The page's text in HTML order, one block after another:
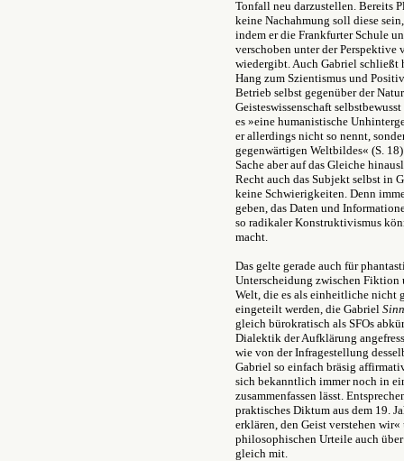
Tonfall neu darzustellen. Bereits
keine Nachahmung soll diese
indem er die Frankfurter Schule
verschoben unter der
wiedergibt. Auch Gabriel schließt
Hang zum Szientismus und
Betrieb selbst gegenüber der
Geisteswissenschaft
es »eine humanistische
er allerdings nicht so nennt,
gegenwärtigen Weltbildes« (S.
Sache aber auf das Gleiche
Recht auch das Subjekt selbst in
keine Schwierigkeiten. Denn
geben, das Daten und
so radikaler Konstruktivismus
macht.
Das gelte gerade auch für
Unterscheidung zwischen Fiktion
Welt, die es als einheitliche nicht
eingeteilt werden, die Gabriel
gleich bürokratisch als SFOs
Dialektik der Aufklärung
wie von der Infragestellung
Gabriel so einfach bräsig
sich bekanntlich immer noch in
zusammenfassen lässt.
praktisches Diktum aus dem 19.
erklären, den Geist verstehen
philosophischen Urteile auch
gleich mit.